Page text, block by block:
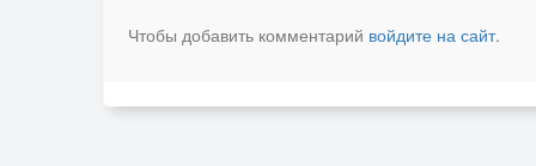
Чтобы добавить комментарий войдите на сайт.